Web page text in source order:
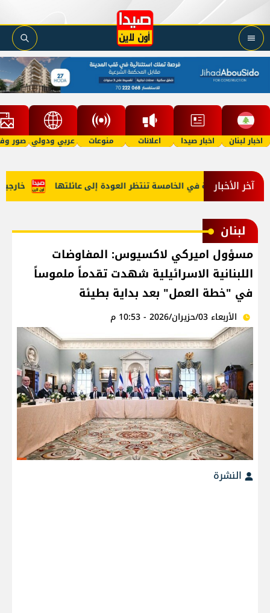
اخبار لبنان اخبار صيدا اعلانات منوعات عربي ودولي صور
آخر الأخبار خارجية "أمل"؟ طفلة في الخامسة تنتظر العودة إلى عائلتها
لبنان
مسؤول اميركي لاكسيوس: المفاوضات
اللبنانية الاسرائيلية شهدت تقدماً ملموساً
في "خطة العمل" بعد بداية بطيئة
الأربعاء 03/حزيران/2026 - 10:53 م
النشرة